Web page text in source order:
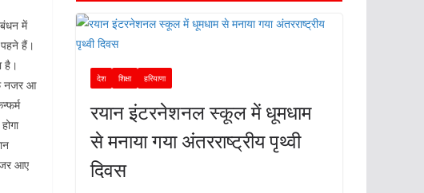
में
हैं।
है।
नजर आ
आए
देश शिक्षा हरियाणा
रयान इंटरनेशनल स्कूल में धूमधाम
से मनाया गया अंतरराष्ट्रीय पृथ्वी
दिवस